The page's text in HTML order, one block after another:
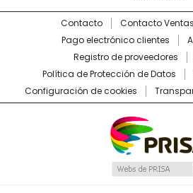
Contacto Contacto Ventas
Pago electrónico clientes
Registro de proveedores
Política de Protección de Datos
Configuración de cookies